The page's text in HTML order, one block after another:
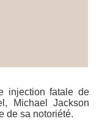
injection fatale de
Michael Jackson
de sa notoriété.